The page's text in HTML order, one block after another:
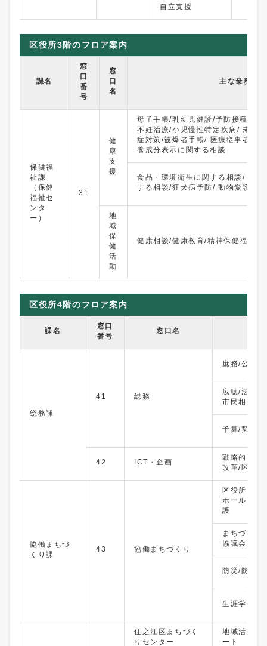
自立支援
区役所3階のフロア案内
課名
窓
口
番
号
窓
口
名
主な業務内
保健福
祉課
（保健
福祉セ
ンタ
ー）
31
健
康
支
援
母子手帳/乳幼児健診/予防接種/ が
不妊治療/小児慢性特定疾病/ 未熟
症対策/被爆者手帳/ 医療従事者免
養成分表示に関する相談
食品・環境衛生に関する相談/ ねず
する相談/狂犬病予防/ 動物愛護に
地
域
保
健
活
動
健康相談/健康教育/精神保健福祉相
区役所4階のフロア案内
課名
窓口
番号
窓口名
総務課
41 総務
庶務/公益通
広聴/法律
市民相談/
予算/契約/
42 ICT・企画
戦略的ICT/
改革/区政会
協働まちづ
くり課
43 協働まちづくり
区役所附設
ホール）申
護
まちづくり
協議会/地
防災/防犯/
生涯学習/
住之江区まちづく
りセンター
地域活動協
ート